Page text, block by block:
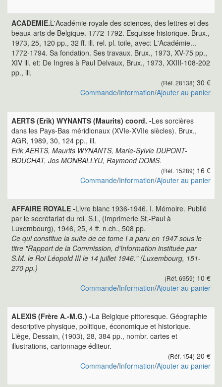
ACADEMIE.L'Académie royale des sciences, des lettres et des
beaux-arts de Belgique. 1772-1792. Esquisse historique. Brux.,
1973, 25, 120 pp., 32 ff. ill. rel. pl. toile, avec: L'Académie...
1772-1794. Sa fondation. Ses travaux. Brux., 1973, XV-75 pp.,
XIV ill. et: De Ingres à Paul Delvaux, Brux., 1973, XXIII-108-202
pp., ill.
(Réf. 28138) 30 €
Commande/Information/Ajouter au panier
AERTS (Erik) WYNANTS (Maurits) coord. -Les sorcières
dans les Pays-Bas méridionaux (XVIe-XVIIe siècles). Brux.,
AGR, 1989, 30, 124 pp., ill.
Erik AERTS, Maurits WYNANTS, Marie-Sylvie DUPONT-
BOUCHAT, Jos MONBALLYU, Raymond DOMS.
(Réf. 15289) 16 €
Commande/Information/Ajouter au panier
AFFAIRE ROYALE -Livre blanc 1936-1946. I. Mémoire. Publié
par le secrétariat du roi. S.l., (Imprimerie St.-Paul à
Luxembourg), 1946, 25, 4 ff. n.ch., 508 pp.
Ce qui constitue la suite de ce tome I a paru en 1947 sous le
titre "Rapport de la Commission, d'Information instituée par
S.M. le Roi Léopold III le 14 juillet 1946." (Luxembourg, 151-
270 pp.)
(Réf. 6959) 10 €
Commande/Information/Ajouter au panier
ALEXIS (Frère A.-M.G.) -La Belgique pittoresque. Géographie
descriptive physique, politique, économique et historique.
Liège, Dessain, (1903), 28, 384 pp., nombr. cartes et
illustrations, cartonnage éditeur.
(Réf. 154) 20 €
Commande/Information/Ajouter au panier